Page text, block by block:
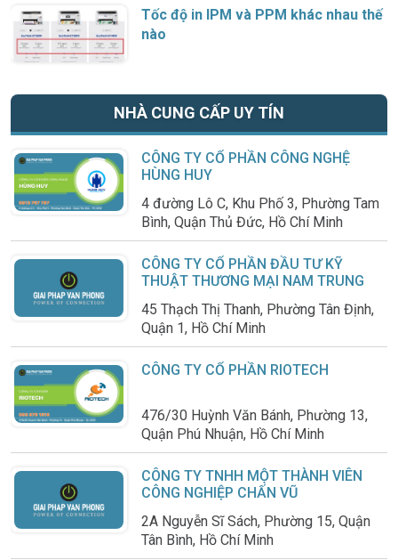
Tốc độ in IPM và PPM khác nhau thế
nào
NHÀ CUNG CẤP UY TÍN
CÔNG TY CỔ PHẦN CÔNG NGHỆ
HÙNG HUY
4 đường Lô C, Khu Phố 3, Phường Tam
Bình, Quận Thủ Đức, Hồ Chí Minh
CÔNG TY CỔ PHẦN ĐẦU TƯ KỸ
THUẬT THƯƠNG MẠI NAM TRUNG
45 Thạch Thị Thanh, Phường Tân Định,
Quận 1, Hồ Chí Minh
CÔNG TY CỔ PHẦN RIOTECH
476/30 Huỳnh Văn Bánh, Phường 13,
Quận Phú Nhuận, Hồ Chí Minh
CÔNG TY TNHH MỘT THÀNH VIÊN
CÔNG NGHIỆP CHẤN VŨ
2A Nguyễn Sĩ Sách, Phường 15, Quận
Tân Bình, Hồ Chí Minh